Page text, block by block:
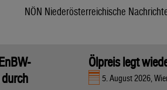
NÖN Niederösterreichische
Ölpreis legt
5. August 2026,